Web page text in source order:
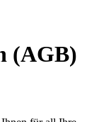
(AGB)